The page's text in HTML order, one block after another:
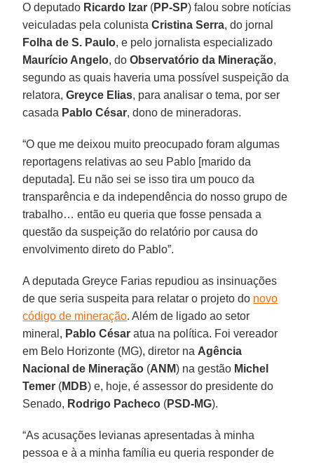
O deputado Ricardo Izar (PP-SP) falou sobre notícias
veiculadas pela colunistaCristina Serra, do jornal
Folha de S. Paulo, e pelo jornalista especializado
Maurício Angelo, doObservatório da Mineração,
segundo as quais haveria uma possível suspeição da
relatora,Greyce Elias, para analisar o tema, por ser
casada Pablo César, dono de mineradoras.
“O que me deixou muito preocupado foram algumas
reportagens relativas ao seu Pablo [marido da
deputada]. Eu não sei se isso tira um pouco da
transparência e da independência do nosso grupo de
trabalho… então eu queria que fosse pensada a
questão da suspeição do relatório por causa do
envolvimento direto do Pablo”.
A deputada Greyce Farias repudiou as insinuações
de que seria suspeita para relatar o projeto do novo
código de mineração. Além de ligado ao setor
mineral, Pablo César atua na política. Foi vereador
em Belo Horizonte (MG), diretor na Agência
Nacional de Mineração (ANM) na gestão Michel
Temer (MDB) e, hoje, é assessor do presidente do
Senado, Rodrigo Pacheco (PSD-MG).
“As acusações levianas apresentadas à minha
pessoa e à a minha família eu queria responder de